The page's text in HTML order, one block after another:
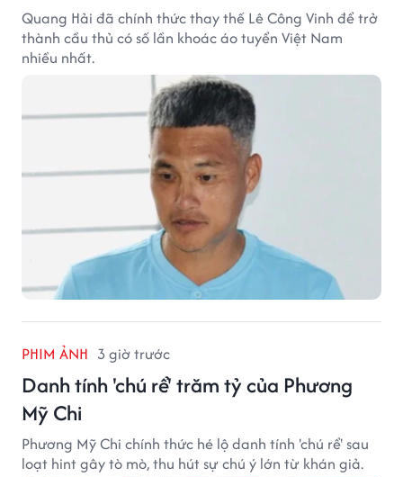
Quang Hải đã chính thức thay thế Lê Công Vinh để trở
thành cầu thủ có số lần khoác áo tuyển Việt Nam
nhiều nhất.
PHIM ẢNH 3 giờ trước
Danh tính 'chú rể' trăm tỷ của Phương
Mỹ Chi
Phương Mỹ Chi chính thức hé lộ danh tính 'chú rể' sau
loạt hint gây tò mò, thu hút sự chú ý lớn từ khán giả.